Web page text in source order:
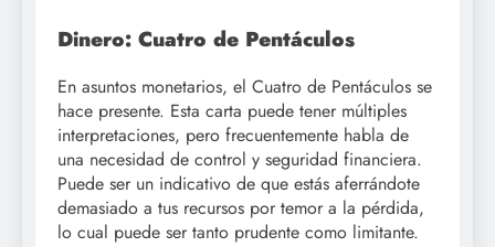
Dinero: Cuatro de Pentáculos
En asuntos monetarios, el Cuatro de Pentáculos se
hace presente. Esta carta puede tener múltiples
interpretaciones, pero frecuentemente habla de
una necesidad de control y seguridad financiera.
Puede ser un indicativo de que estás aferrándote
demasiado a tus recursos por temor a la pérdida,
lo cual puede ser tanto prudente como limitante.